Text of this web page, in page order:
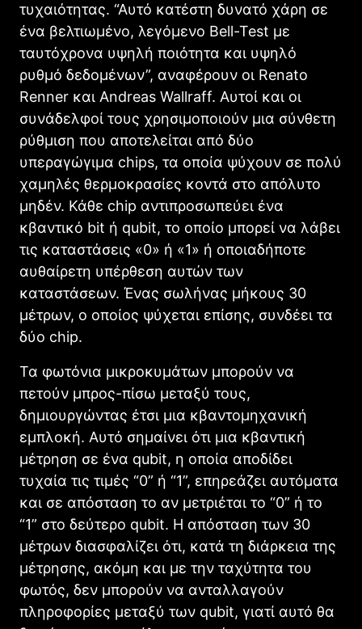
τυχαιότητας. “Αυτό κατέστη δυνατό χάρη σε
ένα βελτιωμένο, λεγόμενο Bell-Test με
ταυτόχρονα υψηλή ποιότητα και υψηλό
ρυθμό δεδομένων”, αναφέρουν οι Renato
Renner και Andreas Wallraff. Αυτοί και οι
συνάδελφοί τους χρησιμοποιούν μια σύνθετη
ρύθμιση που αποτελείται από δύο
υπεραγώγιμα chips, τα οποία ψύχουν σε πολύ
χαμηλές θερμοκρασίες κοντά στο απόλυτο
μηδέν. Κάθε chip αντιπροσωπεύει ένα
κβαντικό bit ή qubit, το οποίο μπορεί να λάβει
τις καταστάσεις «0» ή «1» ή οποιαδήποτε
αυθαίρετη υπέρθεση αυτών των
καταστάσεων. Ένας σωλήνας μήκους 30
μέτρων, ο οποίος ψύχεται επίσης, συνδέει τα
δύο chip.
Τα φωτόνια μικροκυμάτων μπορούν να
πετούν μπρος-πίσω μεταξύ τους,
δημιουργώντας έτσι μια κβαντομηχανική
εμπλοκή. Αυτό σημαίνει ότι μια κβαντική
μέτρηση σε ένα qubit, η οποία αποδίδει
τυχαία τις τιμές “0” ή “1”, επηρεάζει αυτόματα
και σε απόσταση το αν μετριέται το “0” ή το
“1” στο δεύτερο qubit. Η απόσταση των 30
μέτρων διασφαλίζει ότι, κατά τη διάρκεια της
μέτρησης, ακόμη και με την ταχύτητα του
φωτός, δεν μπορούν να ανταλλαγούν
πληροφορίες μεταξύ των qubit, γιατί αυτό θα